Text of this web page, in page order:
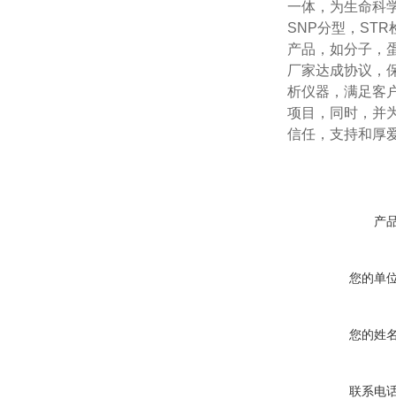
一体，为生命科
SNP分型，STR
产品，如分子，
厂家达成协议，
析仪器，满足客
项目，同时，并
信任，支持和厚
产
您的单
您的姓
联系电